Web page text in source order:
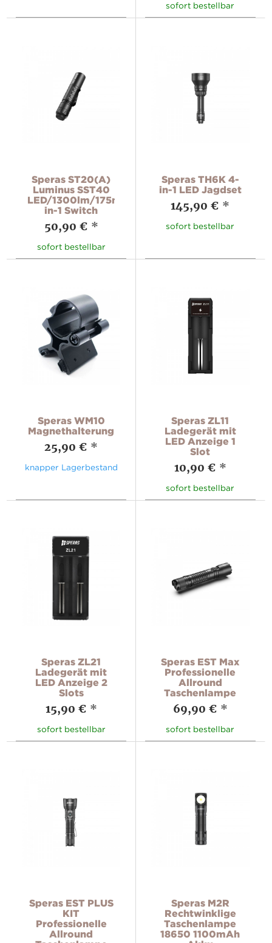
sofort bestellbar
Speras ST20(A)
Luminus SST40
LED/1300lm/175m/2-
in-1 Switch
50,90 € *
sofort bestellbar
Speras TH6K 4-
in-1 LED Jagdset
145,90 € *
sofort bestellbar
Speras WM10
Magnethalterung
25,90 € *
knapper Lagerbestand
Speras ZL11
Ladegerät mit
LED Anzeige 1
Slot
10,90 € *
sofort bestellbar
Speras ZL21
Ladegerät mit
LED Anzeige 2
Slots
15,90 € *
sofort bestellbar
Speras EST Max
Professionelle
Allround
Taschenlampe
69,90 € *
sofort bestellbar
Speras EST PLUS
KIT
Professionelle
Allround
Speras M2R
Rechtwinklige
Taschenlampe
18650 1100mAh